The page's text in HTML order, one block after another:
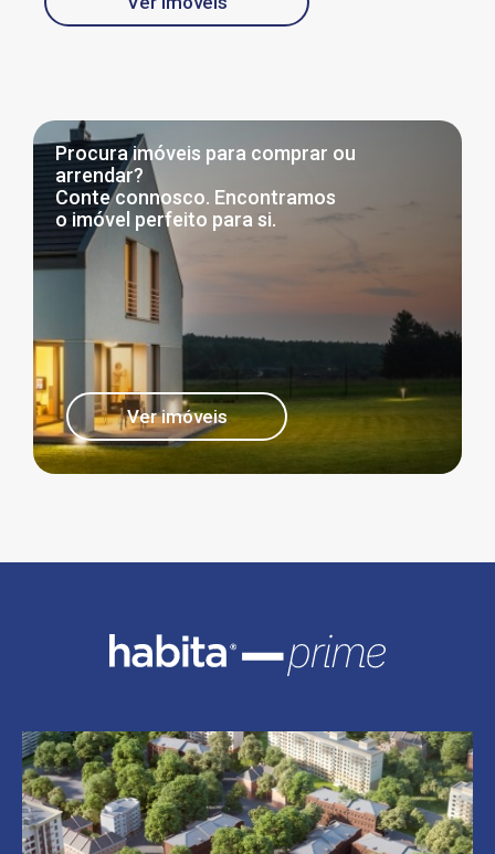
Procura imóveis para comprar ou
arrendar?
Conte connosco. Encontramos
o imóvel perfeito para si.
Ver imóveis